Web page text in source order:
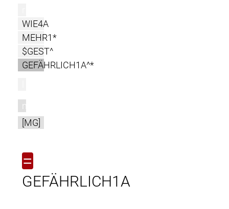
WIE4A
MEHR1*
$GEST^
GEFÄHRLICH1A^*
m
[MG]
=
GEFÄHRLICH1A